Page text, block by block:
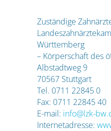
Zuständige
Württemberg
– Körperschaft des
Albstadtweg 9
70567 Stuttgart
Tel. 0711 22845 0
Fax: 0711 22845 40
E-mail: info@lzk-
Internetadresse: